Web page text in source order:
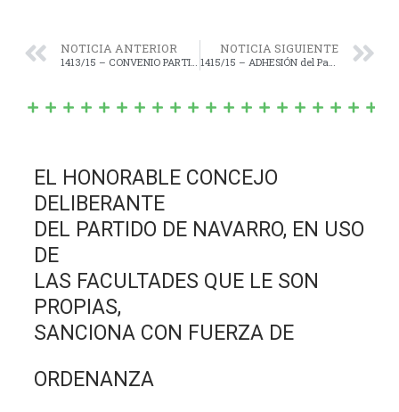
NOTICIA ANTERIOR
1413/15 – CONVENIO PARTICULAR – PROGRAMA FEDERAL DE CONSTRUCCIÓN DE VIVIENDAS “TECHO DIGNO”, (Obras por Administración Municipal), Ejecución obras denominadas: “10 Viviendas en J. J. Almeyra; 20 Viviendas en Villa Moll y 20 Viviendas en Las Marianas”.
NOTICIA SIGUIENTE
1415/15 – ADHESIÓN del Partido de Navarro a la Ley Nacional Nº 27.118, de Reparación Histórica de la Agricultura Familiar.
EL HONORABLE CONCEJO
DELIBERANTE
DEL PARTIDO DE NAVARRO, EN USO
DE
LAS FACULTADES QUE LE SON
PROPIAS,
SANCIONA CON FUERZA DE
ORDENANZA